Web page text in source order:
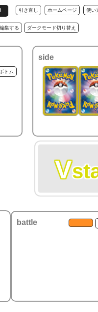
引き直し ホームページ 使い
集する ダークモード切り替え
トム
side
V
battle